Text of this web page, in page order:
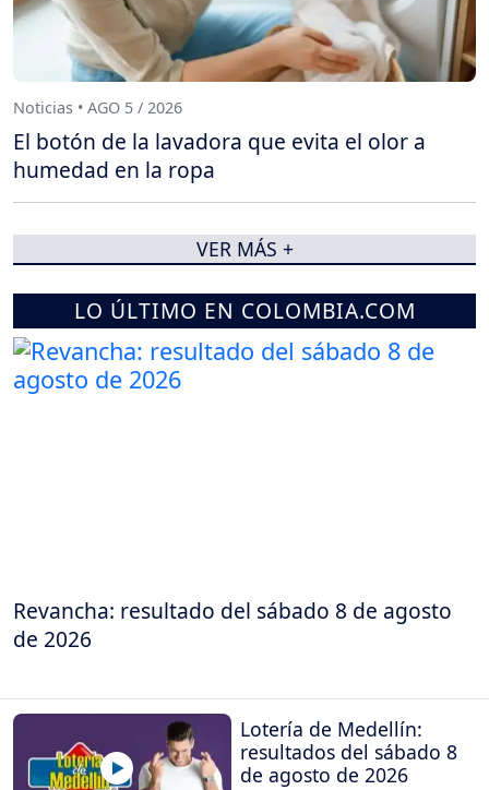
LO ÚLTIMO EN COLOMBIA.COM
Revancha: resultado del sábado 8 de agosto
de 2026
Lotería de Medellín:
resultados del sábado 8
de agosto de 2026
Noticias • AGO 5 / 2026
El botón de la lavadora que evita el olor a
humedad en la ropa
VER MÁS +